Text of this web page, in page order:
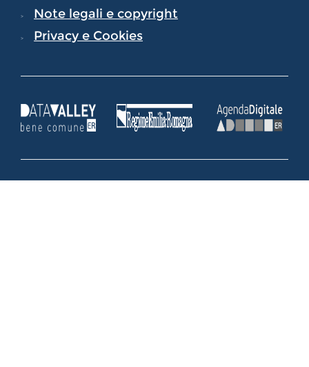
Note legali e copyright
Privacy e Cookies